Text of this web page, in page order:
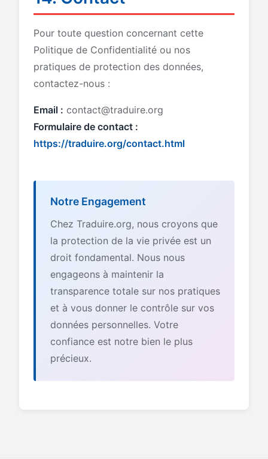
Pour toute question concernant cette
Politique de Confidentialité ou nos
pratiques de protection des données,
contactez-nous :
Email : contact@traduire.org
Formulaire de contact :
https://traduire.org/contact.html
Notre Engagement
Chez Traduire.org, nous croyons que
la protection de la vie privée est un
droit fondamental. Nous nous
engageons à maintenir la
transparence totale sur nos pratiques
et à vous donner le contrôle sur vos
données personnelles. Votre
confiance est notre bien le plus
précieux.